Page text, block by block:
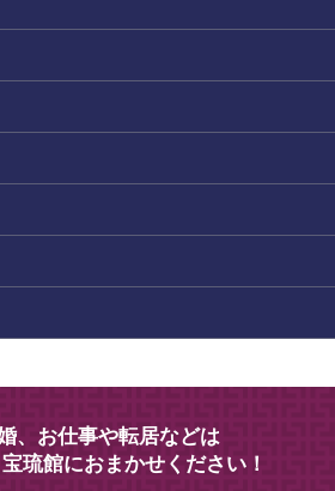
、お仕事や転居などは
琉館におまかせください！